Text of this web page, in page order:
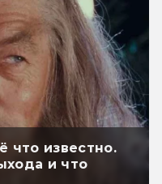
что известно.
и что